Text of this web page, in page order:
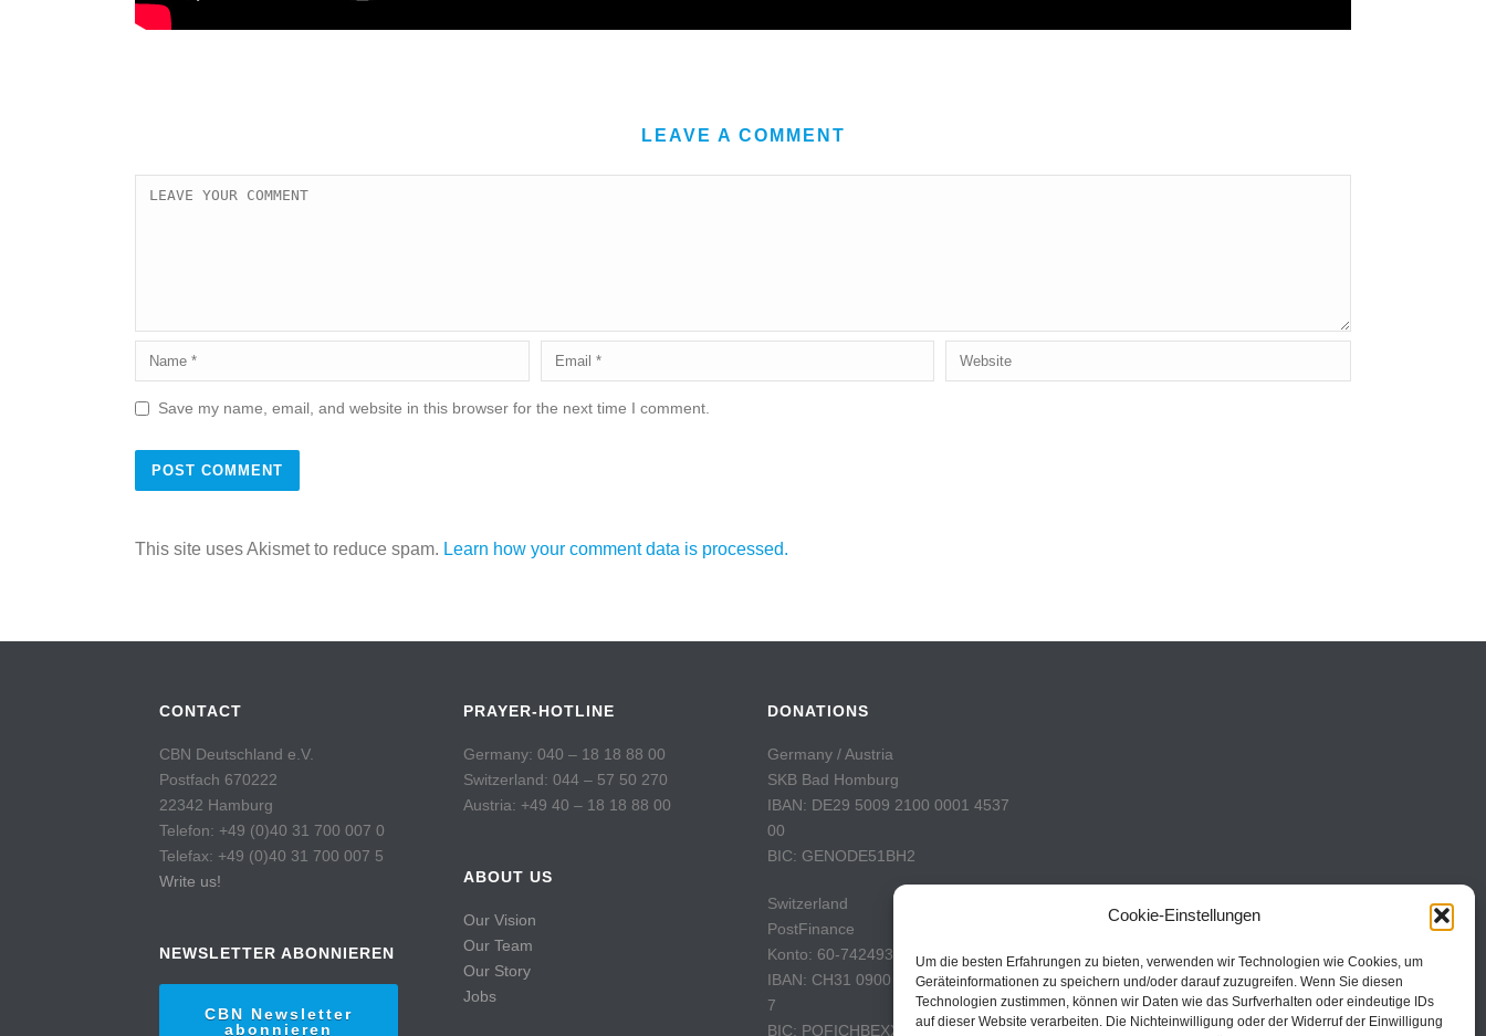
Cookie-Einstellungen
Um die besten Erfahrungen zu bieten, verwenden wir Technologien wie Cookies, um
Geräteinformationen zu speichern und/oder darauf zuzugreifen. Wenn Sie diesen
Technologien zustimmen, können wir Daten wie das Surfverhalten oder eindeutige IDs
auf dieser Website verarbeiten. Die Nichteinwilligung oder der Widerruf der Einwilligung
LEAVE A COMMENT
Save my name, email, and website in this browser for the next time I comment.
This site uses Akismet to reduce spam. Learn how your comment data is processed.
CONTACT
CBN Deutschland e.V.
Postfach 670222
22342 Hamburg
Telefon: +49 (0)40 31 700 007 0
Telefax: +49 (0)40 31 700 007 5
Write us!
NEWSLETTER ABONNIEREN
CBN Newsletter
abonnieren
PRAYER-HOTLINE
Germany: 040 – 18 18 88 00
Switzerland: 044 – 57 50 270
Austria: +49 40 – 18 18 88 00
ABOUT US
Our Vision
Our Team
Our Story
Jobs
DONATIONS
Germany / Austria
SKB Bad Homburg
IBAN: DE29 5009 2100 0001 4537
00
BIC: GENODE51BH2
Switzerland
PostFinance
Konto: 60-742493-7
IBAN: CH31 0900 0000 6074 2493
7
BIC: POFICHBEXXX